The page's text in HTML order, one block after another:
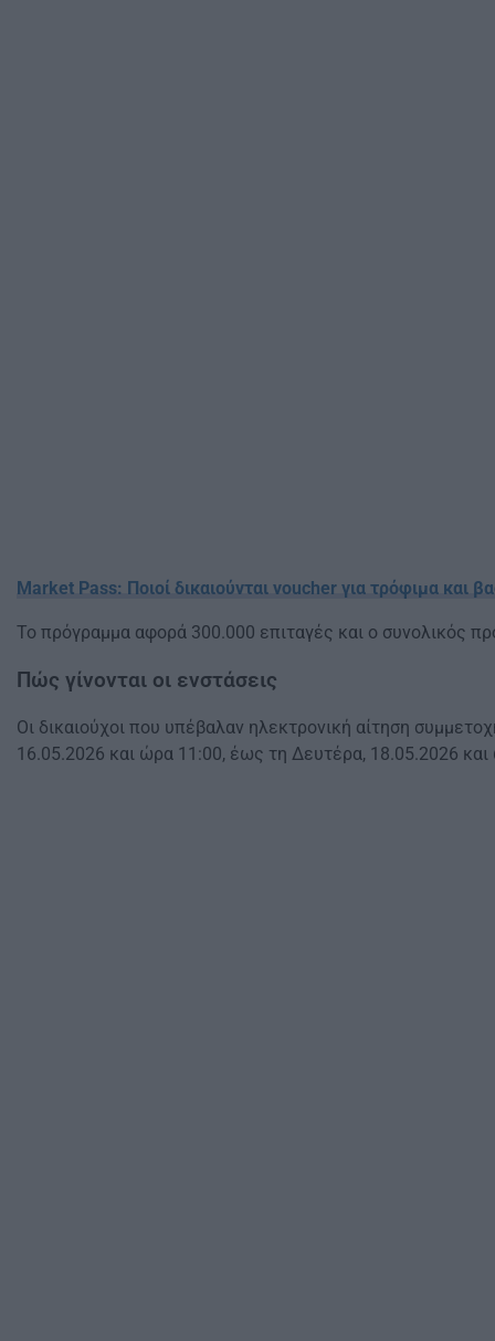
Market Pass: Ποιοί δικαιούνται voucher για τρόφιμα και
Το πρόγραμμα αφορά 300.000 επιταγές και ο συνολικός
Πώς γίνονται οι ενστάσεις
Οι δικαιούχοι που υπέβαλαν ηλεκτρονική αίτηση
16.05.2026 και ώρα 11:00, έως τη Δευτέρα, 18.05.2026